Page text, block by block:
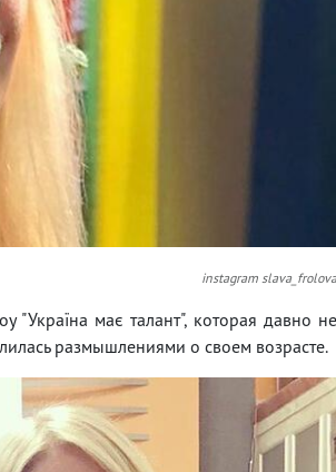
instagram slava_frolova
"Україна має талант", которая давно не
размышлениями о своем возрасте.